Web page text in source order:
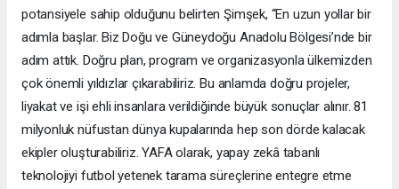
potansiyele sahip olduğunu belirten Şimşek, “En uzun yollar bir
adımla başlar. Biz Doğu ve Güneydoğu Anadolu Bölgesi’nde bir
adım attık. Doğru plan, program ve organizasyonla ülkemizden
çok önemli yıldızlar çıkarabiliriz. Bu anlamda doğru projeler,
liyakat ve işi ehli insanlara verildiğinde büyük sonuçlar alınır. 81
milyonluk nüfustan dünya kupalarında hep son dörde kalacak
ekipler oluşturabiliriz. YAFA olarak, yapay zekâ tabanlı
teknolojiyi futbol yetenek tarama süreçlerine entegre etme